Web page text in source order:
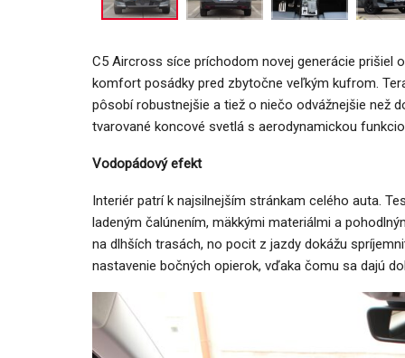
C5 Aircross síce príchodom novej generácie prišiel
komfort posádky pred zbytočne veľkým kufrom.
pôsobí robustnejšie a tiež o niečo odvážnejšie než
tvarované koncové svetlá s aerodynamickou
Vodopádový efekt
Interiér patrí k najsilnejším stránkam celého auta.
ladeným čalúnením, mäkkými materiálmi a
na dlhších trasách, no pocit z jazdy dokážu
nastavenie bočných opierok, vďaka čomu sa dajú